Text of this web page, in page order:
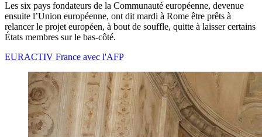
Les six pays fondateurs de la Communauté européenne, devenue
ensuite l’Union européenne, ont dit mardi à Rome être prêts à
relancer le projet européen, à bout de souffle, quitte à laisser certains
États membres sur le bas-côté.
EURACTIV France avec l'AFP